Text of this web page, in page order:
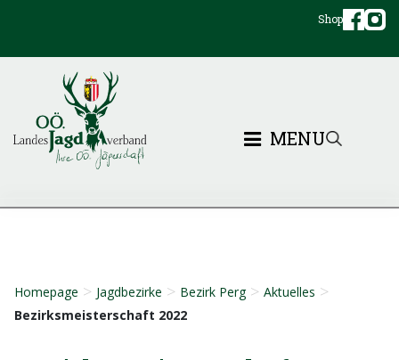
Shop
MENU
Homepage > Jagdbezirke > Bezirk Perg > Aktuelles >
Bezirksmeisterschaft 2022